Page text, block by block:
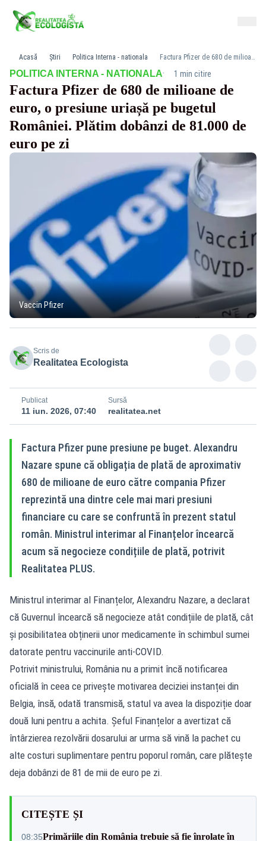
Acasă Știri Politica Interna - nationala Factura Pfizer de 680 de milioane de euro, o presiune uriașă pe bugetul României. Plătim dobânzi de 81.000 de euro pe zi
POLITICA INTERNA - NATIONALA· 1 min citire
Factura Pfizer de 680 de milioane de
euro, o presiune uriașă pe bugetul
României. Plătim dobânzi de 81.000 de
euro pe zi
Vaccin Pfizer
Scris de
Realitatea Ecologista
Publicat
11 iun. 2026, 07:40
Sursă
realitatea.net
Factura Pfizer pune presiune pe buget. Alexandru
Nazare spune că obligația de plată de aproximativ
680 de milioane de euro către compania Pfizer
reprezintă una dintre cele mai mari presiuni
financiare cu care se confruntă în prezent statul
român. Ministrul interimar al Finanțelor încearcă
acum să negocieze condițiile de plată, potrivit
Realitatea PLUS.
Ministrul interimar al Finanțelor, Alexandru Nazare, a declarat
că Guvernul încearcă să negocieze atât condițiile de plată, cât
și posibilitatea obținerii unor medicamente în schimbul sumei
datorate pentru vaccinurile anti-COVID.
Potrivit ministrului, România nu a primit încă notificarea
oficială în ceea ce privește motivarea deciziei instanței din
Belgia, însă, odată transmisă, statul va avea la dispoziție doar
două luni pentru a achita. Șeful Finanțelor a avertizat că
întârzierea rezolvării dosarului ar urma să vină la pachet cu
alte costuri suplimentare pentru poporul român, care plătește
deja dobânzi de 81 de mii de euro pe zi.
CITEȘTE ȘI
08:35Primăriile din România trebuie să fie înrolate în